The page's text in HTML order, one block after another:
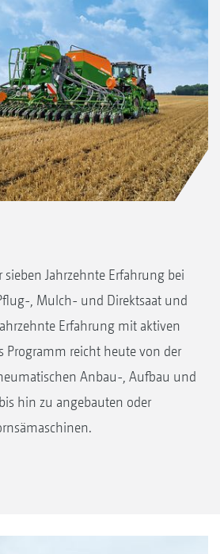
sieben Jahrzehnte Erfahrung bei
, Mulch- und Direktsaat und
Erfahrung mit aktiven
Programm reicht heute von der
Anbau-, Aufbau und
hin zu angebauten oder